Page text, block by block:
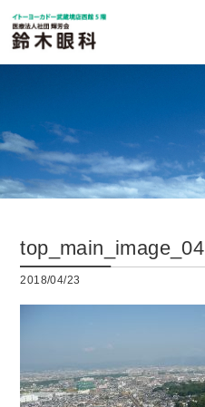
top_main_image_04
2018/04/23